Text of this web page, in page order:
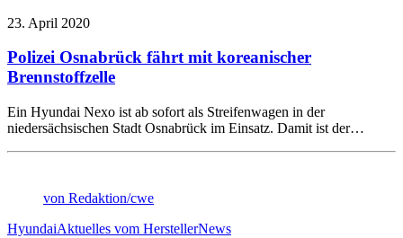
23. April 2020
Polizei Osnabrück fährt mit koreanischer
Brennstoffzelle
Ein Hyundai Nexo ist ab sofort als Streifenwagen in der
niedersächsischen Stadt Osnabrück im Einsatz. Damit ist der…
von Redaktion/cwe
HyundaiAktuelles vom HerstellerNews